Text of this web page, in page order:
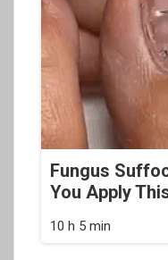
Fungus
You Apply
10 h 5 min